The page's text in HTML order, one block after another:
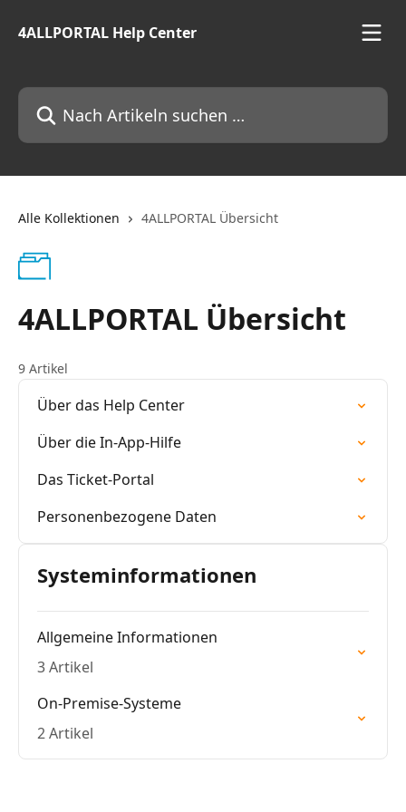
4ALLPORTAL Help Center
Nach Artikeln suchen …
Alle Kollektionen 4ALLPORTAL Übersicht
4ALLPORTAL Übersicht
9 Artikel
Über das Help Center
Über die In-App-Hilfe
Das Ticket-Portal
Personenbezogene Daten
Systeminformationen
Allgemeine Informationen
3 Artikel
On-Premise-Systeme
2 Artikel